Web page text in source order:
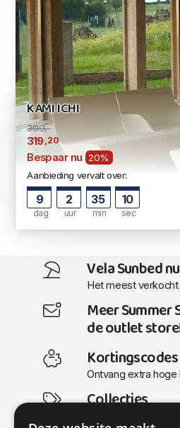
KAMI ICHI
399,-
319 ,20
Bespaar nu
20%
Aanbieding vervalt over:
9
dag
2
uur
35
min
9
sec
Vela Sunbed
Het meest verkocht
Meer Summer
de outlet
Kortingscodes
Ontvang extra
Collecties
Actuele en